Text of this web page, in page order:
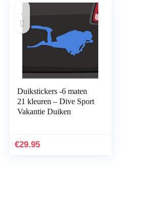
Duikstickers -6 maten
21 kleuren – Dive Sport
Vakantie Duiken
€29.95